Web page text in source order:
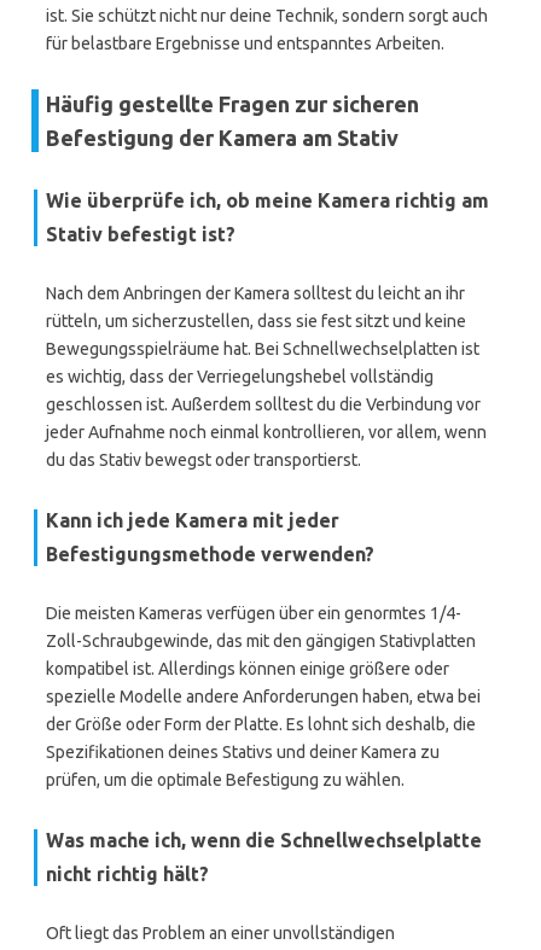
ist. Sie schützt nicht nur deine Technik, sondern sorgt auch
für belastbare Ergebnisse und entspanntes Arbeiten.
Häufig gestellte Fragen zur sicheren
Befestigung der Kamera am Stativ
Wie überprüfe ich, ob meine Kamera richtig am
Stativ befestigt ist?
Nach dem Anbringen der Kamera solltest du leicht an ihr
rütteln, um sicherzustellen, dass sie fest sitzt und keine
Bewegungsspielräume hat. Bei Schnellwechselplatten ist
es wichtig, dass der Verriegelungshebel vollständig
geschlossen ist. Außerdem solltest du die Verbindung vor
jeder Aufnahme noch einmal kontrollieren, vor allem, wenn
du das Stativ bewegst oder transportierst.
Kann ich jede Kamera mit jeder
Befestigungsmethode verwenden?
Die meisten Kameras verfügen über ein genormtes 1/4-
Zoll-Schraubgewinde, das mit den gängigen Stativplatten
kompatibel ist. Allerdings können einige größere oder
spezielle Modelle andere Anforderungen haben, etwa bei
der Größe oder Form der Platte. Es lohnt sich deshalb, die
Spezifikationen deines Stativs und deiner Kamera zu
prüfen, um die optimale Befestigung zu wählen.
Was mache ich, wenn die Schnellwechselplatte
nicht richtig hält?
Oft liegt das Problem an einer unvollständigen